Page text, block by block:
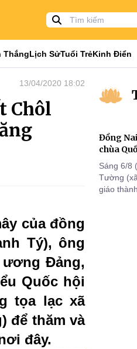
ThắngLịch SửTuổi TrẻKinh Điển
13/04/2020 18:02
Chôl
của đồng
Tý), ông
ương Đảng,
Quốc hội
tọa lạc xã
để thăm và
đây.
Đồng
chùa
Sáng 6/8
Tường
giáo
2570
VII, VIII